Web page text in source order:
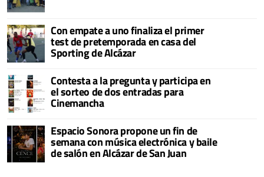
Con empate a uno finaliza el primer
test de pretemporada en casa del
Sporting de Alcázar
Contesta a la pregunta y participa en
el sorteo de dos entradas para
Cinemancha
Espacio Sonora propone un fin de
semana con música electrónica y baile
de salón en Alcázar de San Juan